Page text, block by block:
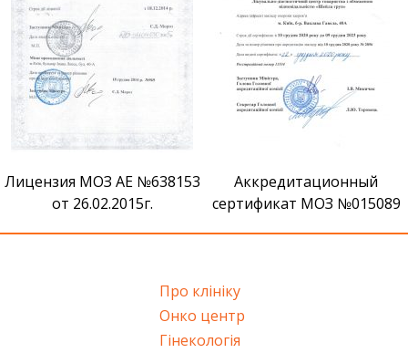
Лицензия МОЗ АЕ №638153
от 26.02.2015г.
Аккредитационный
сертификат МОЗ №015089
Про клініку
Онко центр
Гінекологія